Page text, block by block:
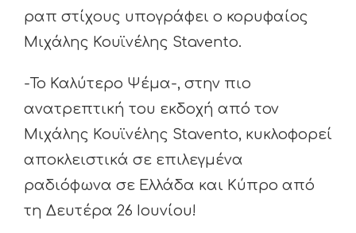
ραπ στίχους υπογράφει ο κορυφαίος
Μιχάλης Κουϊνέλης Stavento.
-Το Καλύτερο Ψέμα-, στην πιο
ανατρεπτική του εκδοχή από τον
Μιχάλης Κουϊνέλης Stavento, κυκλοφορεί
αποκλειστικά σε επιλεγμένα
ραδιόφωνα σε Ελλάδα και Κύπρο από
τη Δευτέρα 26 Ιουνίου!